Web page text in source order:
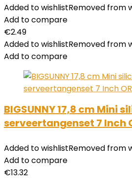
Added to wishlistRemoved from
Add to compare
€2.49
Added to wishlistRemoved from
Add to compare
BIGSUNNY 17,8 cm Mini
serveertangenset 7 Inch
Added to wishlistRemoved from
Add to compare
€13.32